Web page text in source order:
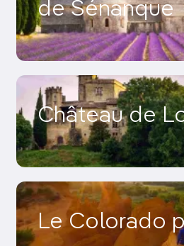
de Sénanque
Château de
Le Colorado